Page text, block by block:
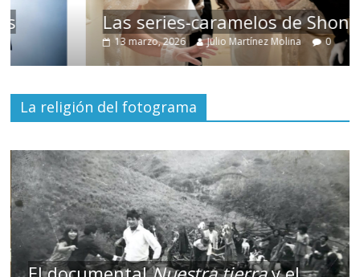
Las series-caramelos de Shondaland
13 marzo, 2026 Julio Martínez Molina 0
La religión del fotograma